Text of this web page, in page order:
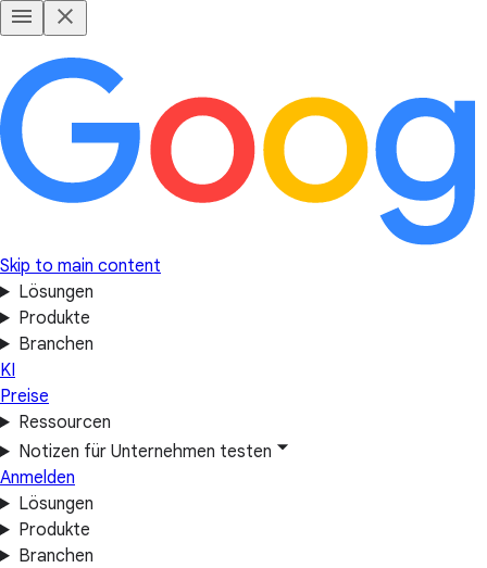
Skip to main content
Lösungen
Produkte
Branchen
KI
Preise
Ressourcen
Notizen für Unternehmen testen
Anmelden
Lösungen
Produkte
Branchen